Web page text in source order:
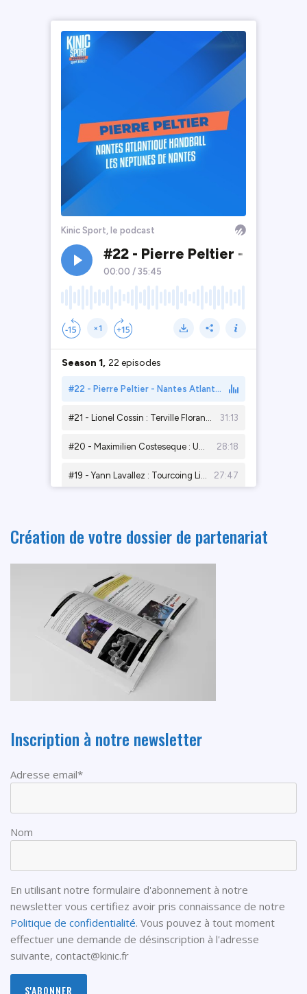
Création de votre dossier de partenariat
Inscription à notre newsletter
Adresse email*
Nom
En utilisant notre formulaire d'abonnement à notre
newsletter vous certifiez avoir pris connaissance de notre
Politique de confidentialité. Vous pouvez à tout moment
effectuer une demande de désinscription à l'adresse
suivante, contact@kinic.fr